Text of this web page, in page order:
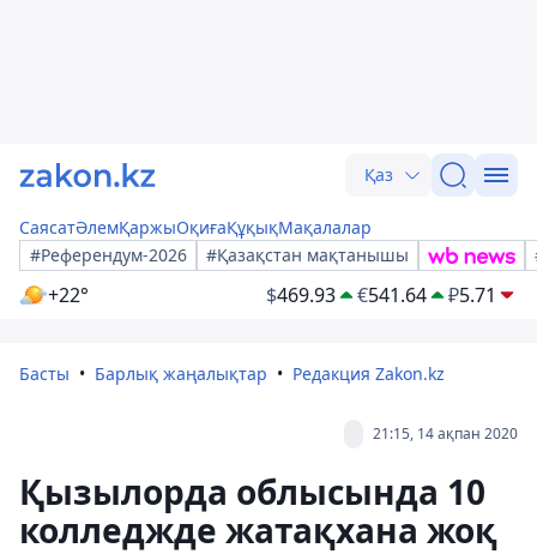
Қаз
СаясатӘлемҚаржыОқиғаҚұқықМақалалар
#Референдум-2026
#Қазақстан мақтанышы
+22° $469.93 €541.64 ₽5.71
Басты Барлық жаңалықтар Редакция Zakon.kz
21:15, 14 ақпан 2020
Қызылорда облысында 10
колледжде жатақхана жоқ